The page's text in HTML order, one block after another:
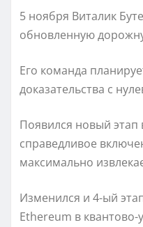
5 ноября Виталик
обновленную
Его команда
доказательства с
Появился новый этап
справедливое
максимально
Изменился и 4-ый
Ethereum в